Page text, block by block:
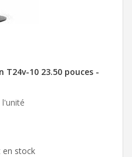
T24v-10 23.50 pouces -
l'unité
en stock